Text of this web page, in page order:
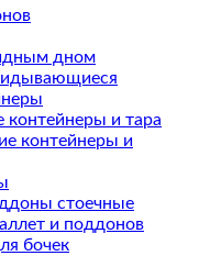
дном
контейнеры и тара
контейнеры и
стоечные
и поддонов
бочек